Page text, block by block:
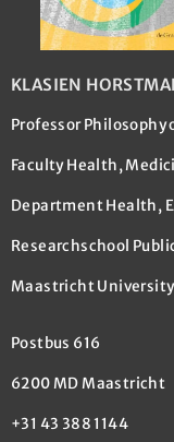
KLASIEN
Professor Philosophy
Faculty Health,
Department Health,
Researchschool
Maastricht University
Postbus 616
6200 MD Maastricht
+31 43 388 1144